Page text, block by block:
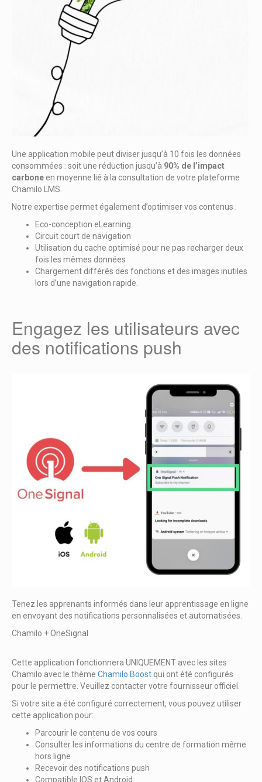
Une application mobile peut diviser jusqu’à 10 fois les données
consommées : soit une réduction jusqu’à 90% de l’impact
carboneen moyenne lié à la consultation de votre plateforme
Chamilo LMS.
Notre expertise permet également d’optimiser vos contenus :
Eco-conception eLearning
Circuit court de navigation
Utilisation du cache optimisé pour ne pas recharger deux
fois les mêmes données
Chargement différés des fonctions et des images inutiles
lors d’une navigation rapide.
Engagez les utilisateurs avec
des notifications push
Tenez les apprenants informés dans leur apprentissage en ligne
en envoyant des notifications personnalisées et automatisées.
Chamilo + OneSignal
Cette application fonctionnera UNIQUEMENT avec les sites
Chamilo avec le thème Chamilo Boost qui ont été configurés
pour le permettre. Veuillez contacter votre fournisseur officiel.
Si votre site a été configuré correctement, vous pouvez utiliser
cette application pour:
Parcourir le contenu de vos cours
Consulter les informations du centre de formation même
hors ligne
Recevoir des notifications push
Compatible IOS et Android